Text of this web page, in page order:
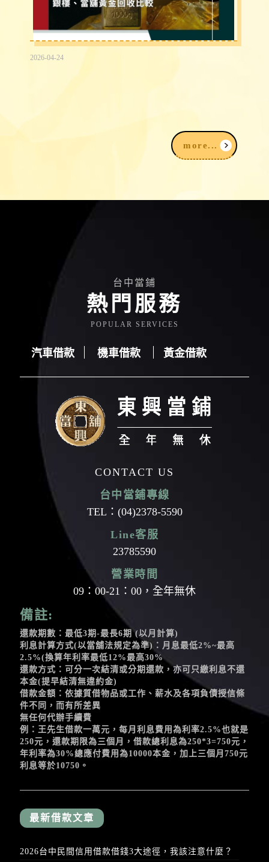
2026-04-24
2026賣黃金注意事項｜黃金扣重怎麼
算？銀樓、當舖黃金回收比較
more...
台中當鋪
熱門服務
POPULAR SERVICES
汽車借款 汽車借款
機車借款 機車借款
黃金借款
CONTACT US
台中當鋪專線
TEL： (04)2378-5590
Line客服
23785590
營業時間
09：00-21：00，全年無休
備註:
還款期數：最低3期-最長6期 (以月計算)
利息計算方式(以當舖法規定為準)：月息最低2%~最高
2.5%(換算年利率最低12%最高30%
還款方式：可分一次結清或分期還款，亦可只繳利息不還
本金(提早結清無違約金)
借款金額：依據質借物品或工作、薪水及各項負債授信條
件不同，而有所差異
無任何代辦手續費
例：王先生借款一萬元，每月利息費用為利率2.5%也就是
250元，還款期限為三個月，借款總利息為250*3=750元，
年利率為30%總應付費用為10000本金，加上三個月750元
利息等於10750。
最新借款文章
2026台中民間信用借款借錢3大途徑，我該注意什麼？